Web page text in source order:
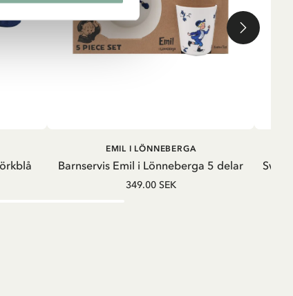
LÄGG I VARUKORG
Barnservis Emil i Lönneberga 5 delar
EMIL I LÖNNEBERGA
349.00 SEK